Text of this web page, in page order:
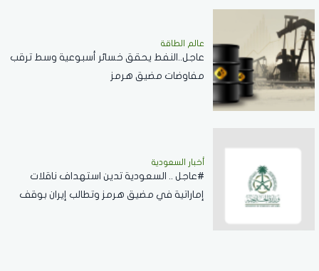
عالم الطاقة
عاجل..النفط يحقق خسائر أسبوعية وسط ترقب
مفاوضات مضيق هرمز
أخبار السعودية
#عاجل .. السعودية تدين استهداف ناقلات
إماراتية في مضيق هرمز وتطالب إيران بوقف